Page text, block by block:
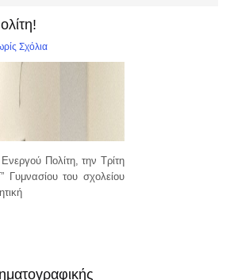
Σχόλια
Πολίτη, την Τρίτη
Γυμνασίου του σχολείου